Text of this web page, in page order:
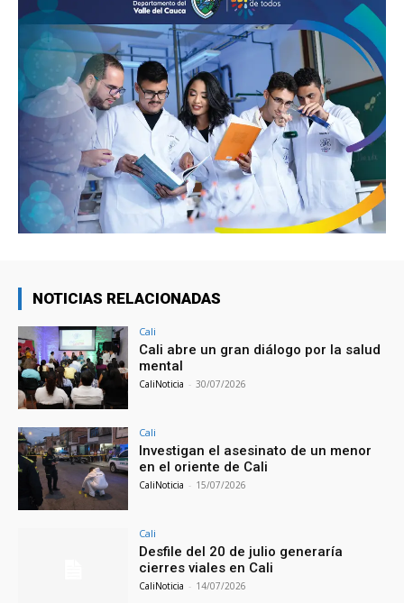
NOTICIAS RELACIONADAS
Cali
Cali abre un gran diálogo por la salud
mental
CaliNoticia - 30/07/2026
Cali
Investigan el asesinato de un menor
en el oriente de Cali
CaliNoticia - 15/07/2026
Cali
Desfile del 20 de julio generaría
cierres viales en Cali
CaliNoticia - 14/07/2026